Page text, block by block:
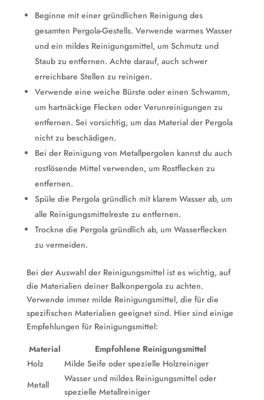
Beginne mit einer gründlichen Reinigung des
gesamten Pergola-Gestells. Verwende warmes Wasser
und ein mildes Reinigungsmittel, um Schmutz und
Staub zu entfernen. Achte darauf, auch schwer
erreichbare Stellen zu reinigen.
Verwende eine weiche Bürste oder einen Schwamm,
um hartnäckige Flecken oder Verunreinigungen zu
entfernen. Sei vorsichtig, um das Material der Pergola
nicht zu beschädigen.
Bei der Reinigung von Metallpergolen kannst du auch
rostlösende Mittel verwenden, um Rostflecken zu
entfernen.
Spüle die Pergola gründlich mit klarem Wasser ab, um
alle Reinigungsmittelreste zu entfernen.
Trockne die Pergola gründlich ab, um Wasserflecken
zu vermeiden.
Bei der Auswahl der Reinigungsmittel ist es wichtig, auf
die Materialien deiner Balkonpergola zu achten.
Verwende immer milde Reinigungsmittel, die für die
spezifischen Materialien geeignet sind. Hier sind einige
Empfehlungen für Reinigungsmittel:
Material
Empfohlene Reinigungsmittel
Holz
Milde Seife oder spezielle Holzreiniger
Metall
Wasser und mildes Reinigungsmittel oder
spezielle Metallreiniger